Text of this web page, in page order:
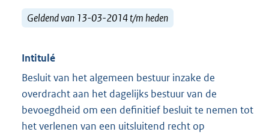
Geldend van 13-03-2014 t/m heden
Intitulé
Besluit van het algemeen bestuur inzake de
overdracht aan het dagelijks bestuur van de
bevoegdheid om een definitief besluit te nemen tot
het verlenen van een uitsluitend recht op